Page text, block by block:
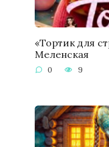
«Тортик для
Меленская
0 9